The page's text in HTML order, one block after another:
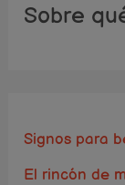
Sobre
Signos para
El rincón de